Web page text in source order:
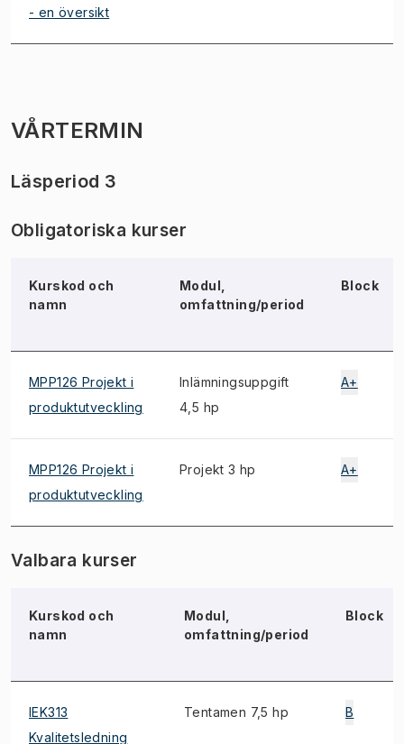
- en översikt
VÅRTERMIN
Läsperiod 3
Obligatoriska kurser
Kurskod och
namn
Modul,
omfattning/period
Block
MPP126 Projekt i
produktutveckling
Inlämningsuppgift
4,5 hp
A+
MPP126 Projekt i
produktutveckling
Projekt 3 hp A+
Valbara kurser
Kurskod och
namn
Modul,
omfattning/period
Block
IEK313
Kvalitetsledning
Tentamen 7,5 hp B